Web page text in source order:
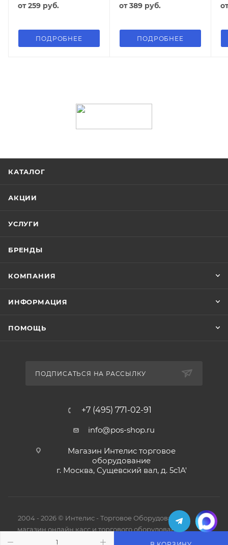
от259 руб.
ПОДРОБНЕЕ
от389 руб.
ПОДРОБНЕЕ
КАТАЛОГ
АКЦИИ
УСЛУГИ
БРЕНДЫ
КОМПАНИЯ
ИНФОРМАЦИЯ
ПОМОЩЬ
ПОДПИСАТЬСЯ НА РАССЫЛКУ
+7 (495) 771-02-91
info@pos-shop.ru
Магазин Интелис торговое
оборудование
г. Москва, Сущевский вал, д. 5с1А'
2004 - 2026 © Интелис - Торговое Оборудование
магазин онлайн касс и торгового оборудования.